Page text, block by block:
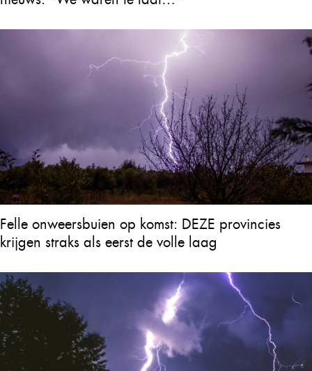
Felle onweersbuien op komst: DEZE provincies
krijgen straks als eerst de volle laag